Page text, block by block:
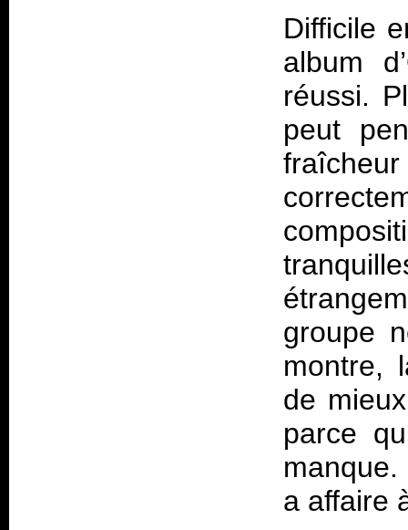
Difficile
album
réussi.
peut
fraîcheur
groupe
montre,
de
parce
manque.